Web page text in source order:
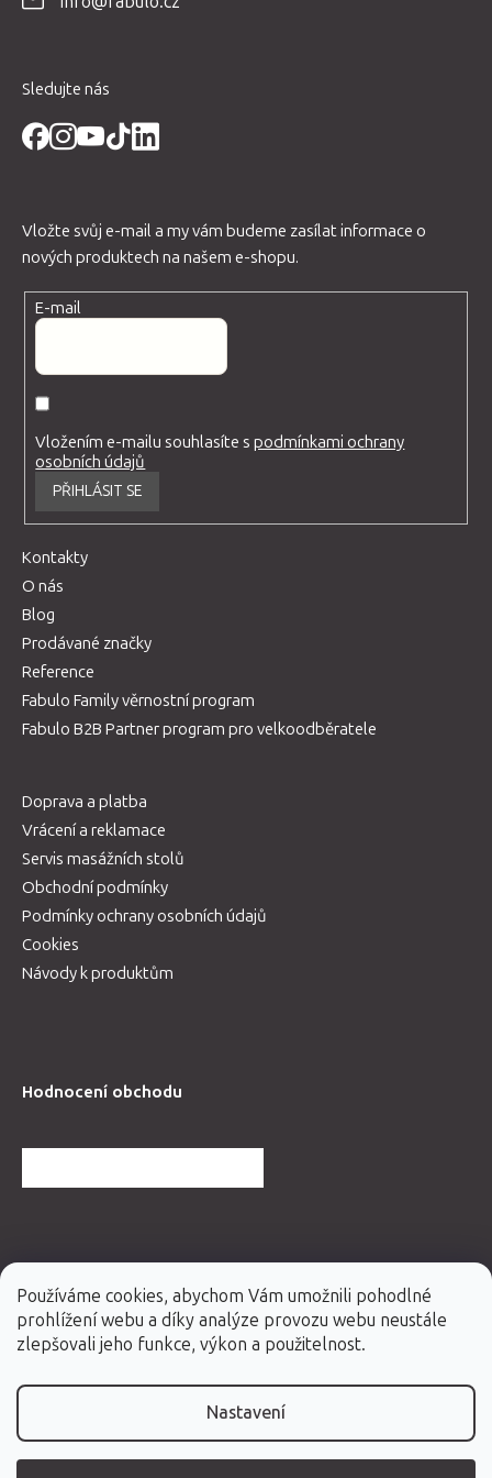
Používáme cookies, abychom Vám umožnili pohodlné
prohlížení webu a díky analýze provozu webu neustále
zlepšovali jeho funkce, výkon a použitelnost.
Nastavení
Sledujte nás
Vložte svůj e-mail a my vám budeme zasílat informace o
nových produktech na našem e-shopu.
E-mail
Vložením e-mailu souhlasíte spodmínkami ochrany
osobních údajů
PŘIHLÁSIT SE
Kontakty
O nás
Blog
Prodávané značky
Reference
Fabulo Family věrnostní program
Fabulo B2B Partner program pro velkoodběratele
Doprava a platba
Vrácení a reklamace
Servis masážních stolů
Obchodní podmínky
Podmínky ochrany osobních údajů
Cookies
Návody k produktům
Hodnocení obchodu